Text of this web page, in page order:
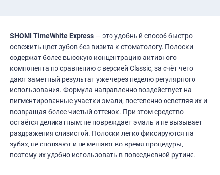
SHOMI TimeWhite Express — это удобный способ быстро
освежить цвет зубов без визита к стоматологу. Полоски
содержат более высокую концентрацию активного
компонента по сравнению с версией Classic, за счёт чего
дают заметный результат уже через неделю регулярного
использования. Формула направленно воздействует на
пигментированные участки эмали, постепенно осветляя их и
возвращая более чистый оттенок. При этом средство
остаётся деликатным: не повреждает эмаль и не вызывает
раздражения слизистой. Полоски легко фиксируются на
зубах, не сползают и не мешают во время процедуры,
поэтому их удобно использовать в повседневной рутине.